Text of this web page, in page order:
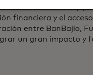
en México y
financiera y el
entre BanBajío,
un gran impacto y